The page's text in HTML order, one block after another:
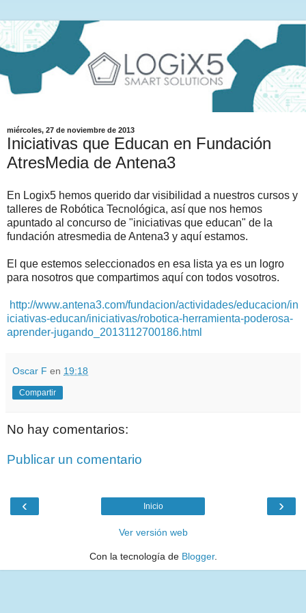
miércoles, 27 de noviembre de 2013
Iniciativas que Educan en Fundación
AtresMedia de Antena3
En Logix5 hemos querido dar visibilidad a nuestros cursos y
talleres de Robótica Tecnológica, así que nos hemos
apuntado al concurso de "iniciativas que educan" de la
fundación atresmedia de Antena3 y aquí estamos.
El que estemos seleccionados en esa lista ya es un logro
para nosotros que compartimos aquí con todos vosotros.
http://www.antena3.com/fundacion/actividades/educacion/in
iciativas-educan/iniciativas/robotica-herramienta-poderosa-
aprender-jugando_2013112700186.html
Oscar F en 19:18
Compartir
No hay comentarios:
Publicar un comentario
‹ ›
Inicio
Ver versión web
Con la tecnología de Blogger.